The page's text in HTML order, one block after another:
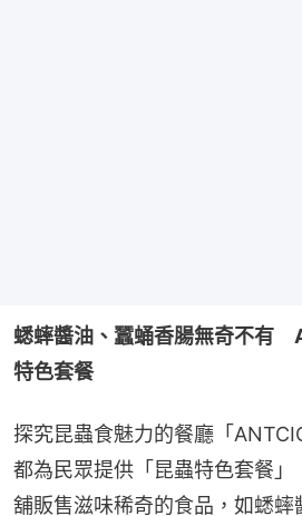
蟋蟀醬油、蠶蛹香腸無奇不有
特色套餐
探究昆蟲食魅力的餐廳「
都為民眾提供「昆蟲特色套餐」
舖販售滋味稀奇的食品，如蟋蟀